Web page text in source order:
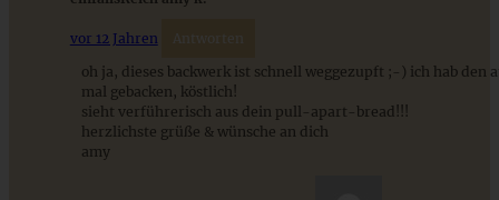
Fluffige und weiche Schokobrötchen aus Hefeteig
vor 12 Jahren Antworten
oh ja, dieses backwerk ist schnell weggezupft ;-) ich hab den
mal gebacken, köstlich!
sieht verführerisch aus dein pull-apart-bread!!!
herzlichste grüße & wünsche an dich
amy